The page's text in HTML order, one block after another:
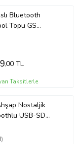
Bluetooth
Topu GS
,00 TL
Taksitlerle
Nostaljik
USB-SD
Müzik Kutusu